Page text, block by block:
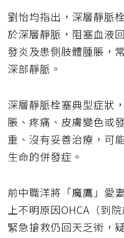
劉怡均指出，深層靜脈
於深層靜脈，阻塞血液
發炎及患側肢體腫脹，
深部靜脈。
深層靜脈栓塞典型症狀
脹、疼痛、皮膚變色或
重、沒有妥善治療，可
生命的併發症。
前中職洋將「魔鷹」愛
上不明原因OHCA（到
緊急搶救仍回天乏術，